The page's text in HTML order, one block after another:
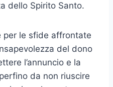
dello Spirito Santo.
per le sfide affrontate
del dono
l’annuncio e la
da non riuscire